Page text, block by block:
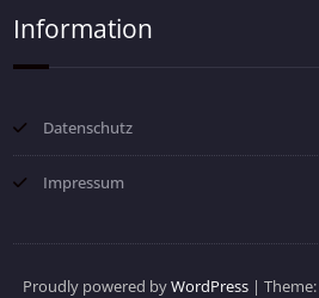
Information
Datenschutz
Impressum
Proudly powered byWordPress| Theme: